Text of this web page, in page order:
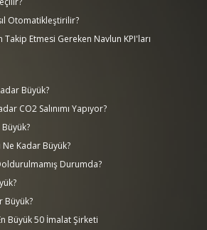
Otomatikleştirilir?
Etmesi Gereken Navlun KPI'ları
Büyük?
CO2 Salınımı Yapıyor?
Ne Kadar Büyük?
Durumda?
Büyük?
Büyük 50 İmalat Şirketi